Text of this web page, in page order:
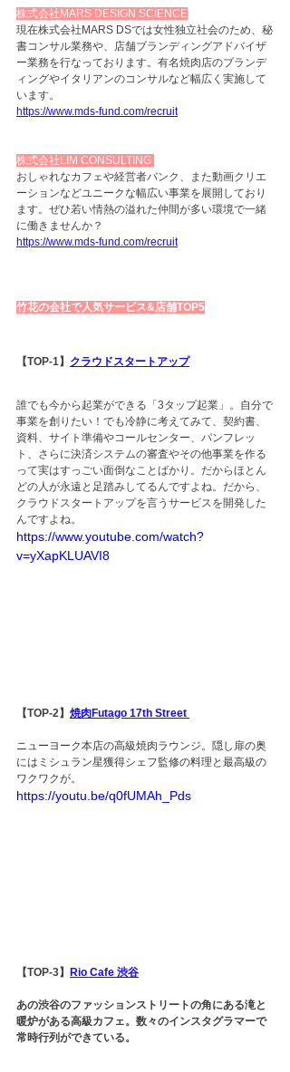
株式会社MARS DESIGN SCIENCE
現在株式会社MARS DSでは女性独立社会のため、秘
書コンサル業務や、店舗ブランディングアドバイザ
ー業務を行なっております。有名焼肉店のブランデ
ィングやイタリアンのコンサルなど幅広く実施して
います。
https://www.mds-fund.com/recruit
株式会社LIM CONSULTING
おしゃれなカフェや経営者バンク、また動画クリエ
ーションなどユニークな幅広い事業を展開しており
ます。ぜひ若い情熱の溢れた仲間が多い環境で一緒
に働きませんか？
https://www.mds-fund.com/recruit
竹花の会社で人気サービス&店舗TOP5
【TOP-1】 クラウドスタートアップ
誰でも今から起業ができる「3タップ起業」。自分で
事業を創りたい！でも冷静に考えてみて、契約書、
資料、サイト準備やコールセンター、パンフレッ
ト、さらに決済システムの審査やその他事業を作る
って実はすっごい面倒なことばかり。だからほとん
どの人が永遠と足踏みしてるんですよね。だから、
クラウドスタートアップを言うサービスを開発した
んですよね。
https://www.youtube.com/watch?
v=yXapKLUAVI8
【TOP-2】 焼肉Futago 17th Street
ニューヨーク本店の高級焼肉ラウンジ。隠し扉の奥
にはミシュラン星獲得シェフ監修の料理と最高級の
ワクワクが。
https://youtu.be/q0fUMAh_Pds
【TOP-3】 Rio Cafe 渋谷
あの渋谷のファッションストリートの角にある滝と
暖炉がある高級カフェ。数々のインスタグラマーで
常時行列ができている。